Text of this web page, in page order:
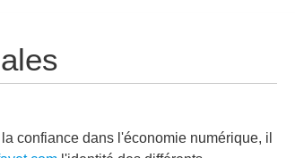
confiance dans l'économie numérique, il